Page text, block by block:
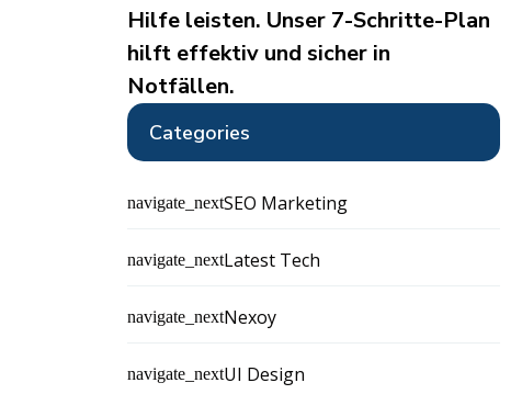
Hilfe leisten. Unser 7-Schritte-Plan
hilft effektiv und sicher in
Notfällen.
Categories
navigate_nextSEO Marketing
navigate_nextLatest Tech
navigate_nextNexoy
navigate_nextUI Design